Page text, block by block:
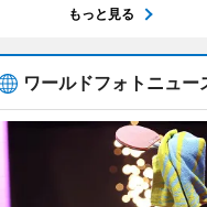
もっと見る
ワールドフォトニュー